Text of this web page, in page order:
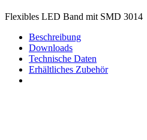
Flexibles LED Band mit SMD 3014
Beschreibung
Downloads
Technische Daten
Erhältliches Zubehör